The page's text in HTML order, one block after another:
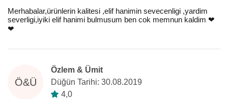
Merhabalar,ürünlerin kalitesi ,elif hanimin sevecenligi ,yardim
severligi,iyiki elif hanimi bulmusum ben cok memnun kaldim ❤
❤
Ö&Ü
Özlem & Ümit
Düğün Tarihi: 30.08.2019
4,0